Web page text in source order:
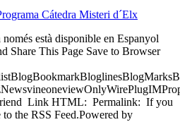
Cátedra Misteri d´Elx
està disponible en Espanyol
Share This Page Save to Browser
Link HTML: Permalink: If you
the RSS Feed.Powered by